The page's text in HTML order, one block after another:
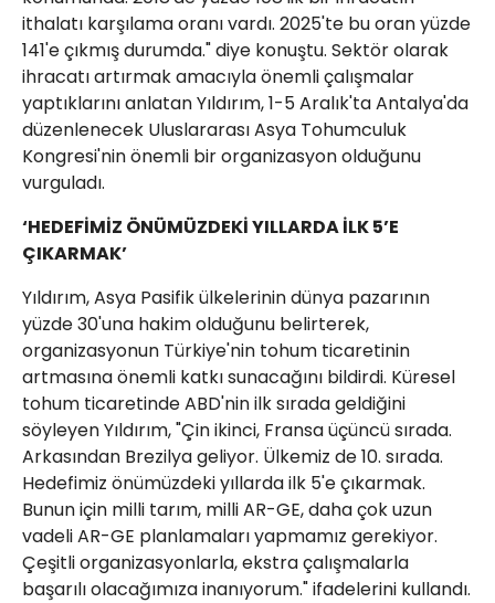
ithalatı karşılama oranı vardı. 2025'te bu oran yüzde
141'e çıkmış durumda." diye konuştu. Sektör olarak
ihracatı artırmak amacıyla önemli çalışmalar
yaptıklarını anlatan Yıldırım, 1-5 Aralık'ta Antalya'da
düzenlenecek Uluslararası Asya Tohumculuk
Kongresi'nin önemli bir organizasyon olduğunu
vurguladı.
‘HEDEFİMİZ ÖNÜMÜZDEKİ YILLARDA İLK 5’E
ÇIKARMAK’
Yıldırım, Asya Pasifik ülkelerinin dünya pazarının
yüzde 30'una hakim olduğunu belirterek,
organizasyonun Türkiye'nin tohum ticaretinin
artmasına önemli katkı sunacağını bildirdi. Küresel
tohum ticaretinde ABD'nin ilk sırada geldiğini
söyleyen Yıldırım, "Çin ikinci, Fransa üçüncü sırada.
Arkasından Brezilya geliyor. Ülkemiz de 10. sırada.
Hedefimiz önümüzdeki yıllarda ilk 5'e çıkarmak.
Bunun için milli tarım, milli AR-GE, daha çok uzun
vadeli AR-GE planlamaları yapmamız gerekiyor.
Çeşitli organizasyonlarla, ekstra çalışmalarla
başarılı olacağımıza inanıyorum." ifadelerini kullandı.